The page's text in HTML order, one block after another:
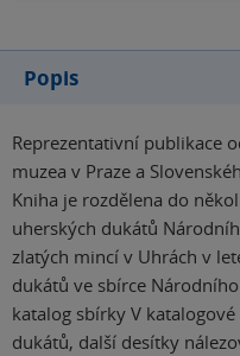
Popis
Reprezentativní publikace
muzea v Praze a
Kniha je rozdělena do
uherských dukátů
zlatých mincí v Uhrách v
dukátů ve sbírce
katalog sbírky V
dukátů, další desítky